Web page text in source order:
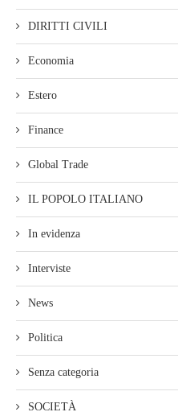
DIRITTI CIVILI
Economia
Estero
Finance
Global Trade
IL POPOLO ITALIANO
In evidenza
Interviste
News
Politica
Senza categoria
SOCIETÀ